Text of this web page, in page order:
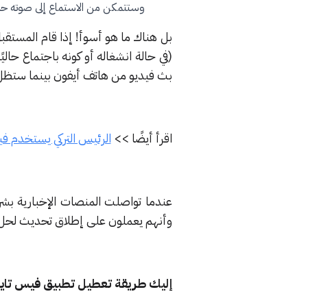
وستتمكن من الاستماع إلى صوته
بل هناك ما هو أسوأ! إذا قام
(في حالة انشغاله أو كونه باجتماع
بث فيديو من هاتف أيفون بينما
اقرأ أيضًا >>الرئيس التركي يستخدم
عندما تواصلت المنصات الإخبارية
وأنهم يعملون على إطلاق تحديث
إليك طريقة تعطيل تطبيق فيس